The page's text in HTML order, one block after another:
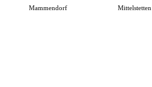
Mammendorf Mittelstetten